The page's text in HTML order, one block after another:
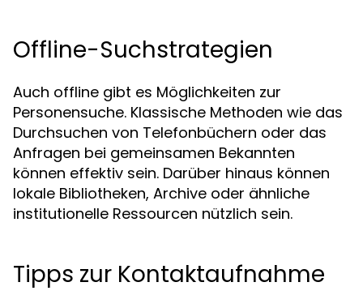
Offline-Suchstrategien
Auch offline gibt es Möglichkeiten zur
Personensuche. Klassische Methoden wie das
Durchsuchen von Telefonbüchern oder das
Anfragen bei gemeinsamen Bekannten
können effektiv sein. Darüber hinaus können
lokale Bibliotheken, Archive oder ähnliche
institutionelle Ressourcen nützlich sein.
Tipps zur Kontaktaufnahme